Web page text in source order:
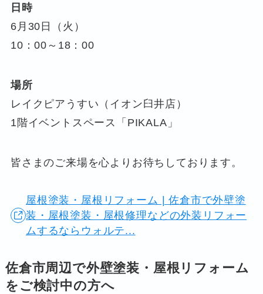
日時
6月30日（火）
10：00～18：00
場所
レイクピアうすい（イオン臼井店）
1階イベントスペース「PIKALA」
皆さまのご来場を心よりお待ちしております。
屋根塗装・屋根リフォーム | 佐倉市で外壁塗
装・屋根塗装・屋根修理などの外装リフォー
ムするならウォルテ...
佐倉市周辺で外壁塗装・屋根リフォーム
をご検討中の方へ